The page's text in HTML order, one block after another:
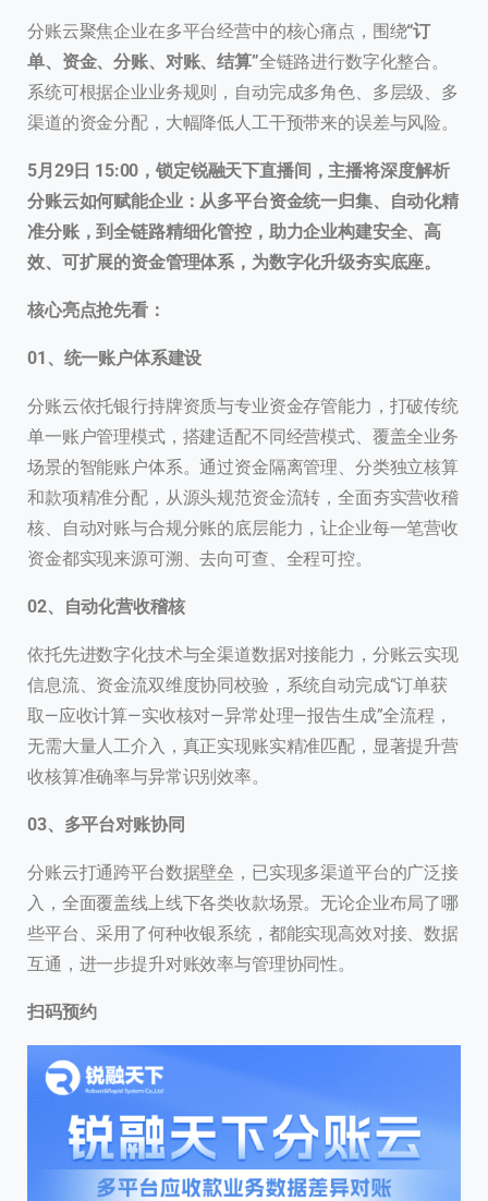
分账云聚焦企业在多平台经营中的核心痛点，围绕“订
单、资金、分账、对账、结算”全链路进行数字化整合。
系统可根据企业业务规则，自动完成多角色、多层级、多
渠道的资金分配，大幅降低人工干预带来的误差与风险。
5月29日 15:00，锁定锐融天下直播间，主播将深度解析
分账云如何赋能企业：从多平台资金统一归集、自动化精
准分账，到全链路精细化管控，助力企业构建安全、高
效、可扩展的资金管理体系，为数字化升级夯实底座。
核心亮点抢先看：
01、统一账户体系建设
分账云依托银行持牌资质与专业资金存管能力，打破传统
单一账户管理模式，搭建适配不同经营模式、覆盖全业务
场景的智能账户体系。通过资金隔离管理、分类独立核算
和款项精准分配，从源头规范资金流转，全面夯实营收稽
核、自动对账与合规分账的底层能力，让企业每一笔营收
资金都实现来源可溯、去向可查、全程可控。
02、自动化营收稽核
依托先进数字化技术与全渠道数据对接能力，分账云实现
信息流、资金流双维度协同校验，系统自动完成“订单获
取—应收计算—实收核对—异常处理—报告生成”全流程，
无需大量人工介入，真正实现账实精准匹配，显著提升营
收核算准确率与异常识别效率。
03、多平台对账协同
分账云打通跨平台数据壁垒，已实现多渠道平台的广泛接
入，全面覆盖线上线下各类收款场景。无论企业布局了哪
些平台、采用了何种收银系统，都能实现高效对接、数据
互通，进一步提升对账效率与管理协同性。
扫码预约